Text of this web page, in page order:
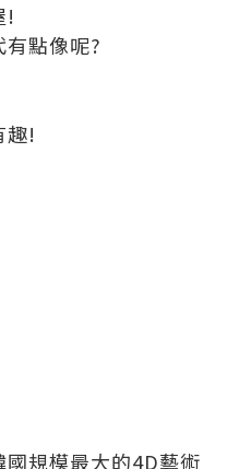
!
點像呢?
趣!
規模最大的4D藝術